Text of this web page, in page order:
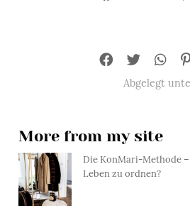
Abgelegt
More from my site
Die KonMari-Methode –
Leben zu ordnen?